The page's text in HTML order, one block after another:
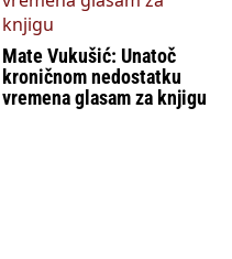
Mate Vukušić: Unatoč
kroničnom nedostatku
vremena glasam za knjigu